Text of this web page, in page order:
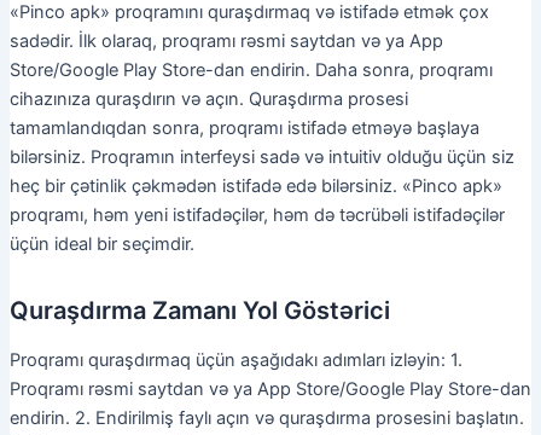
«Pinco apk» proqramını quraşdırmaq və istifadə etmək çox
sadədir. İlk olaraq, proqramı rəsmi saytdan və ya App
Store/Google Play Store-dan endirin. Daha sonra, proqramı
cihazınıza quraşdırın və açın. Quraşdırma prosesi
tamamlandıqdan sonra, proqramı istifadə etməyə başlaya
bilərsiniz. Proqramın interfeysi sadə və intuitiv olduğu üçün siz
heç bir çətinlik çəkmədən istifadə edə bilərsiniz. «Pinco apk»
proqramı, həm yeni istifadəçilər, həm də təcrübəli istifadəçilər
üçün ideal bir seçimdir.
Quraşdırma Zamanı Yol Göstərici
Proqramı quraşdırmaq üçün aşağıdakı adımları izləyin: 1.
Proqramı rəsmi saytdan və ya App Store/Google Play Store-dan
endirin. 2. Endirilmiş faylı açın və quraşdırma prosesini başlatın.